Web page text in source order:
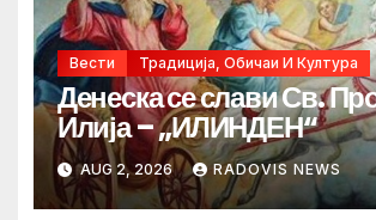
Вести Традиција, Обичаи И Култура
Денеска се слави Св.
Илија – „ИЛИНДЕН“
AUG 2, 2026 RADOVIS NEWS